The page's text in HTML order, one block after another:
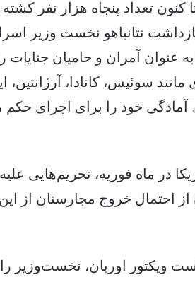
کنون تعداد پنجاه هزار نفر
نتانیاهو نخست وزیر
آمران و حامیان جنایات
سوئیس، کانادا، آرژانتین،
… آمادگی خود را برای اجرای حکم
در ماه فوریه، تحریم‌هایی
احتمال خروج مجارستان از
ویکتور اوربان، نخست‌وزیر